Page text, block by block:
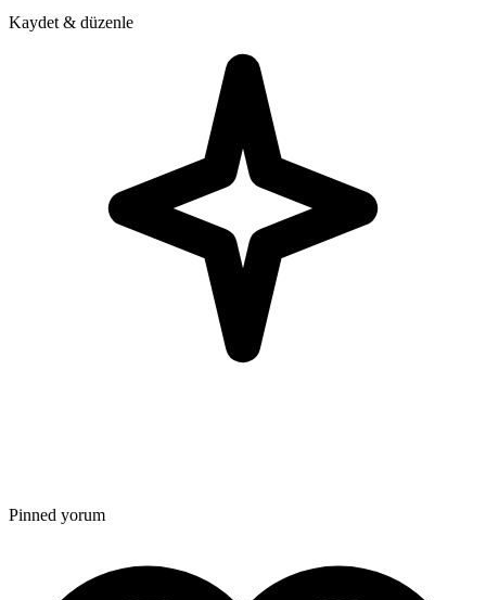
Kaydet & düzenle
Pinned yorum